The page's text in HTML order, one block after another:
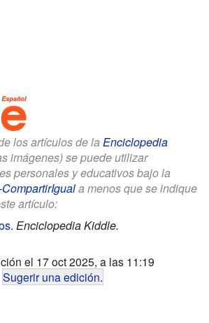
los artículos de la Enciclopedia
imágenes) se puede utilizar
personales y educativos bajo la
a menos que se indique
artículo:
. Enciclopedia Kiddle.
el 17 oct 2025, a las 11:19
Sugerir una edición.